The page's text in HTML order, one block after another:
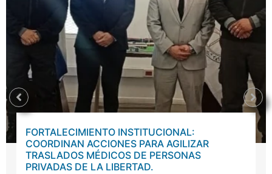
FORTALECIMIENTO INSTITUCIONAL:
COORDINAN ACCIONES PARA AGILIZAR
TRASLADOS MÉDICOS DE PERSONAS
PRIVADAS DE LA LIBERTAD.